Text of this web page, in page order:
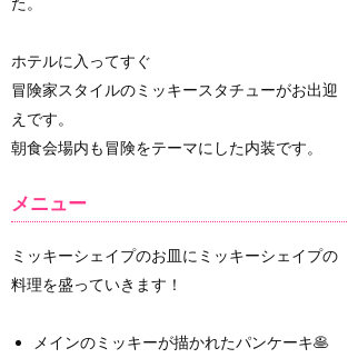
ホテルに入ってすぐ
冒険家スタイルのミッキースタチューがお出迎
えです。
朝食会場内も冒険をテーマにした内装です。
メニュー
ミッキーシェイプのお皿にミッキーシェイプの
料理を盛っていきます！
メインのミッキーが描かれたパンケーキ🥞